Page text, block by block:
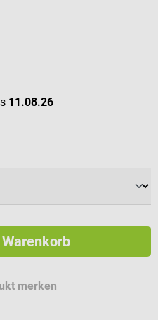
11.08.26
merken